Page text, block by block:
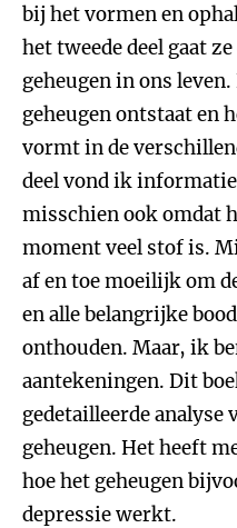
bij het vormen en
het tweede deel gaat
geheugen in ons
geheugen ontstaat en
vormt in de
deel vond ik
misschien ook omdat
moment veel stof is.
af en toe moeilijk om
en alle belangrijke
onthouden. Maar, ik
aantekeningen. Dit
gedetailleerde analyse
geheugen. Het heeft
hoe het geheugen
depressie werkt.